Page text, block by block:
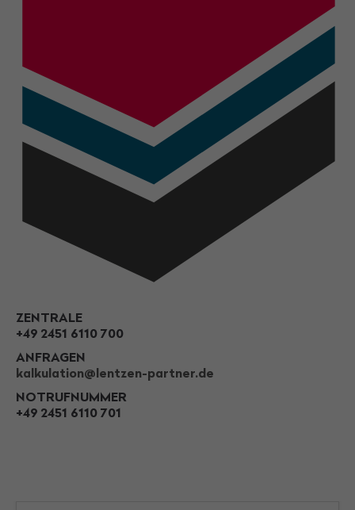
ZENTRALE
+49 2451 6110 700
ANFRAGEN
kalkulation@lentzen-partner.de
NOTRUFNUMMER
+49 2451 6110 701